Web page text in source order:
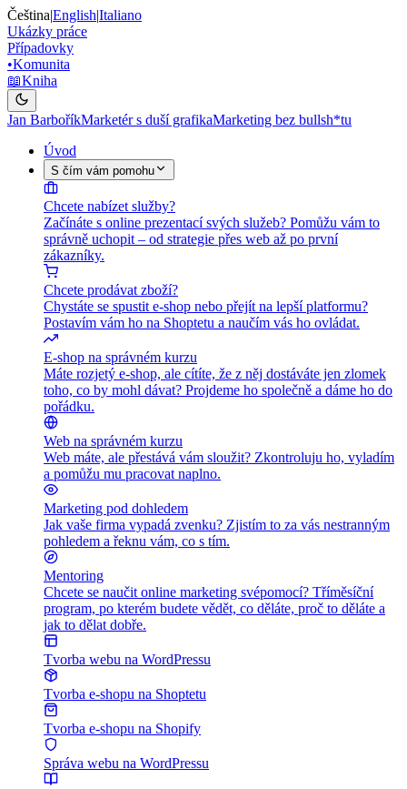
Čeština|English|Italiano
Ukázky práce
Případovky
•Komunita
📖Kniha
Jan BarboříkMarketér s duší grafikaMarketing bez bullsh*tu
Úvod
S čím vám pomohu
Chcete nabízet služby?
Začínáte s online prezentací svých služeb? Pomůžu vám to
správně uchopit – od strategie přes web až po první
zákazníky.
Chcete prodávat zboží?
Chystáte se spustit e-shop nebo přejít na lepší platformu?
Postavím vám ho na Shoptetu a naučím vás ho ovládat.
E-shop na správném kurzu
Máte rozjetý e-shop, ale cítíte, že z něj dostáváte jen zlomek
toho, co by mohl dávat? Projdeme ho společně a dáme ho do
pořádku.
Web na správném kurzu
Web máte, ale přestává vám sloužit? Zkontroluju ho, vyladím
a pomůžu mu pracovat naplno.
Marketing pod dohledem
Jak vaše firma vypadá zvenku? Zjistím to za vás nestranným
pohledem a řeknu vám, co s tím.
Mentoring
Chcete se naučit online marketing svépomocí? Tříměsíční
program, po kterém budete vědět, co děláte, proč to děláte a
jak to dělat dobře.
Tvorba webu na WordPressu
Tvorba e-shopu na Shoptetu
Tvorba e-shopu na Shopify
Správa webu na WordPressu